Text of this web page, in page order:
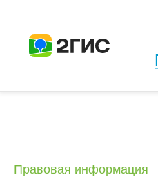
Правовая информация